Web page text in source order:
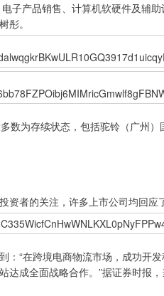
子产品销售、计算机软硬件及辅
彤。
为存续状态，包括驼铃（广州）
者的关注，许多上市公司均回应
“在跨境电商物流市场，成功开
成全面战略合作。”据证券时报